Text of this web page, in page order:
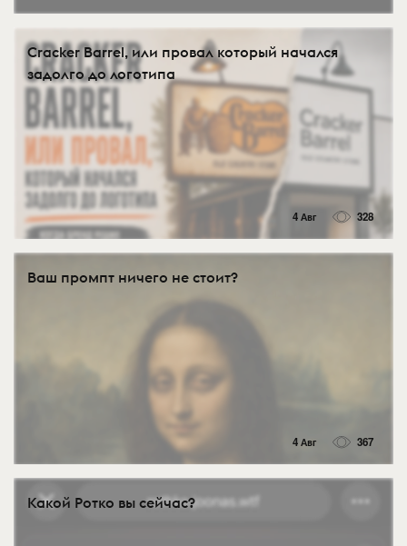
Cracker Barrel, или провал который начался
задолго до логотипа
4 Авг 328
Ваш промпт ничего не стоит?
4 Авг 367
Какой Ротко вы сейчас?